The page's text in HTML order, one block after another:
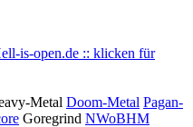
Metal Doom-Metal Pagan-
Goregrind NWoBHM